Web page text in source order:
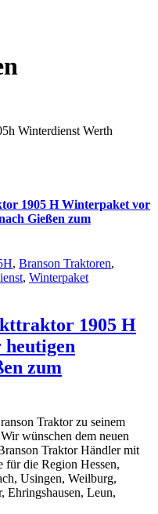
1905 H Winterpaket vor
Gießen zum
, Branson Traktoren,
, Winterpaket
1905 H
zum
Traktor zu seinem
wünschen dem neuen
Traktor Händler mit
für die Region Hessen,
Usingen, Weilburg,
Ehringshausen, Leun,